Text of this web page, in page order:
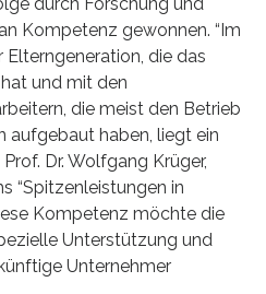
Kompetenz gewonnen. “Im
die das
und mit den
die meist den Betrieb
aufgebaut haben, liegt ein
Dr. Wolfgang Krüger,
“Spitzenleistungen in
Kompetenz möchte die
Unterstützung und
Unternehmer